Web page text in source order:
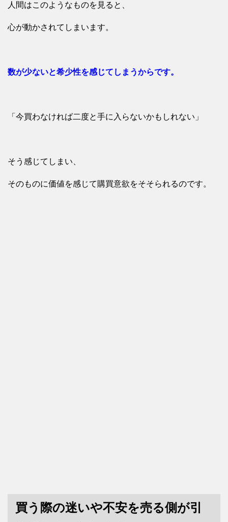
人間はこのようなものを見ると、
心が動かされてしまいます。
数が少ないと希少性を感じてしまうからです。
「今買わなければ二度と手に入らないかもしれない」
そう感じてしまい、
そのものに価値を感じて購買意欲をそそられるのです。
買う際の迷いや不安を売る側が引